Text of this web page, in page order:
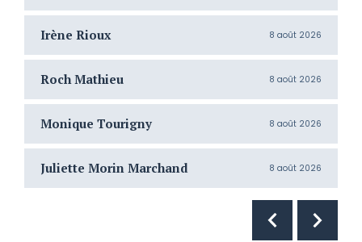
Irène Rioux 8 août 2026
Roch Mathieu 8 août 2026
Monique Tourigny 8 août 2026
Juliette Morin Marchand 8 août 2026